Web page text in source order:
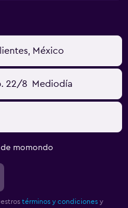
México
22/8 Mediodía
de momondo
términos y condiciones y